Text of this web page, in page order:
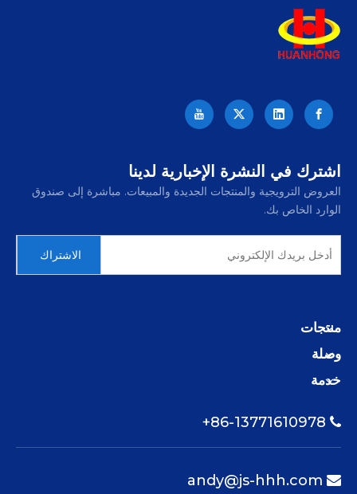
اشترك في النشرة الإخبارية لدينا
العروض الترويجية والمنتجات الجديدة والمبيعات. مباشرة إلى صندوق
الوارد الخاص بك.
الاشتراك
منتجات
وصلة
خدمة

